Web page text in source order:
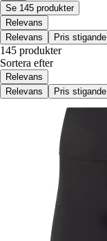
Se 145 produkter
Relevans
Relevans
Pris stigande
145 produkter
Sortera efter
Relevans
Relevans
Pris stigande